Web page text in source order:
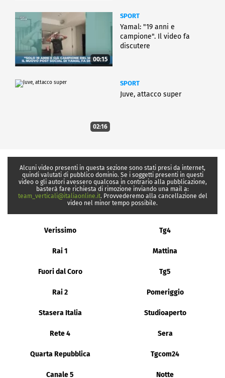
00:15
SPORT
Yamal: "19 anni e
campione". Il video fa
discutere
02:16
SPORT
Juve, attacco super
Alcuni video presenti in questa sezione sono stati presi da internet,
quindi valutati di pubblico dominio. Se i soggetti presenti in questi
video o gli autori avessero qualcosa in contrario alla pubblicazione,
basterà fare richiesta di rimozione inviando una mail a:
team_verticali@italiaonline.it. Provvederemo alla cancellazione del
video nel minor tempo possibile.
Verissimo Tg4
Rai 1 Mattina
Fuori dal Coro Tg5
Rai 2 Pomeriggio
Stasera Italia Studioaperto
Rete 4 Sera
Quarta Repubblica Tgcom24
Canale 5 Notte